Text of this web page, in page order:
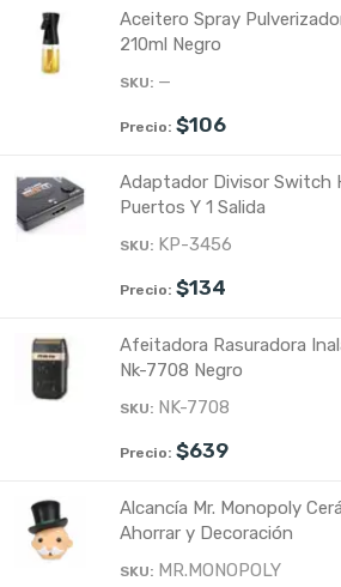
Aceitero Spray
210ml Negro
—
$106
Adaptador Divisor Switch
Puertos Y 1 Salida
KP-3456
$134
Afeitadora Rasuradora
Nk-7708 Negro
NK-7708
$639
Alcancía Mr. Monopoly
Ahorrar y Decoración
MR.MONOPOLY